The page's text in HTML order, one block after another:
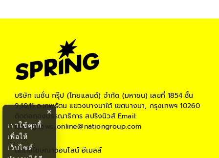
บริษัท เนชั่น กรุ๊ป (ไทยแลนด์) จำกัด (มหาชน) เลขที่ 1854 ชั้น
9,10,11 ถ.เทพรัตน แขวงบางนาใต้ เขตบางนา, กรุงเทพฯ 10260
ติดต่อกองบรรณาธิการ สปริงนิวส์Email:
springnews_online@nationgroup.com
ติดต่อโฆษณาออนไลน์ อีเมลล์
×
เราใช้คุกกี้
เพื่อให้
เว็บไซต์